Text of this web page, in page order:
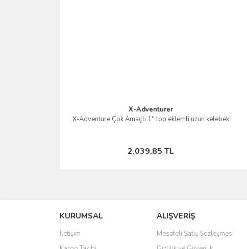
X-Adventurer
X-Adventure Çok Amaçlı 1'' top eklemli uzun kelebek
2.039,85 TL
İncele
Sepete Ekle
KURUMSAL
İletişim
ALIŞVERİŞ
Mesafeli Satış Sözleşmesi